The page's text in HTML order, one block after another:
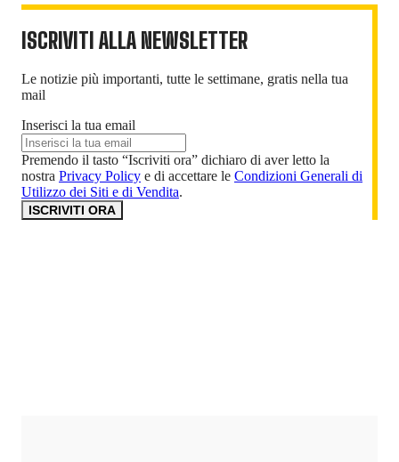
ISCRIVITI ALLA NEWSLETTER
Le notizie più importanti, tutte le settimane, gratis nella tua
mail
Inserisci la tua email
Premendo il tasto “Iscriviti ora” dichiaro di aver letto la
nostra Privacy Policy e di accettare le Condizioni Generali di
Utilizzo dei Siti e di Vendita.
ISCRIVITI ORA